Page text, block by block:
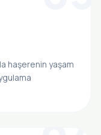
haşerenin yaşam